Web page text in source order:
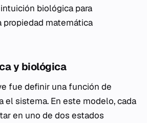
biológica para
propiedad matemática
y biológica
fue definir una función de
el sistema. En este modelo, cada
en uno de dos estados